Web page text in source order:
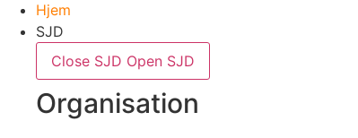
Hjem
SJD
Close SJD Open SJD
Organisation